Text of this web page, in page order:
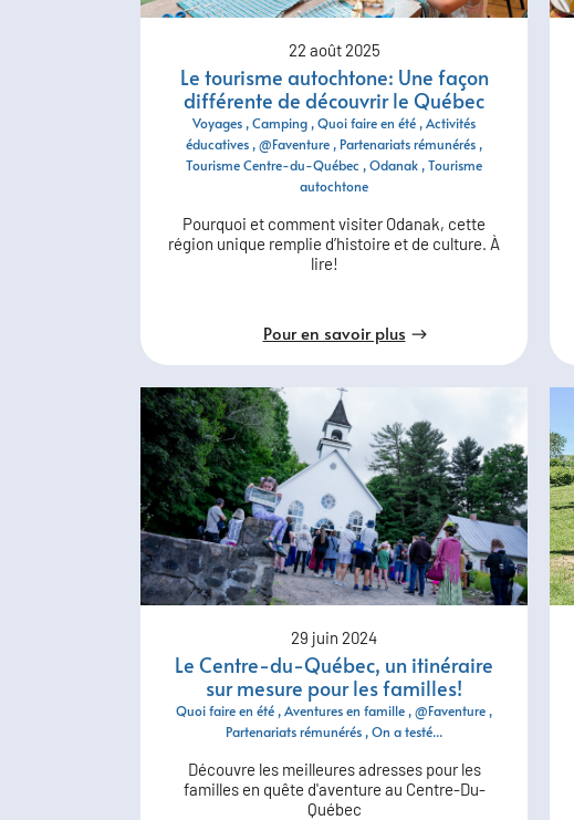
22 août 2025
Le tourisme autochtone: Une façon
différente de découvrir le Québec
Voyages Camping Quoi faire en été Activités
éducatives @Faventure
Partenariats rémunérés
Tourisme Centre-du-Québec
Odanak Tourisme
autochtone
Pourquoi et comment visiter Odanak, cette
région unique remplie d’histoire et de culture. À
lire!
Pour en savoir plus
29 juin 2024
Le Centre-du-Québec, un itinéraire
sur mesure pour les familles!
Quoi faire en été Aventures en famille @Faventure
Partenariats rémunérés On a testé...
Découvre les meilleures adresses pour les
familles en quête d'aventure au Centre-Du-
Québec